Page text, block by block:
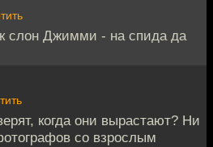
слон Джимми - на спида да
когда они вырастают? Ни
со взрослым